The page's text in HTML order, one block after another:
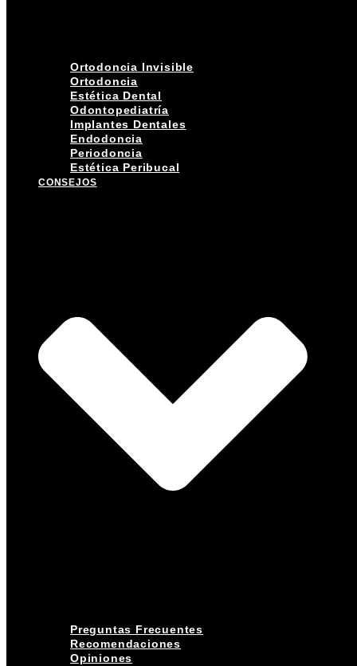
Ortodoncia Invisible
Ortodoncia
Estética Dental
Odontopediatría
Implantes Dentales
Endodoncia
Periodoncia
Estética Peribucal
CONSEJOS
Preguntas Frecuentes
Recomendaciones
Opiniones